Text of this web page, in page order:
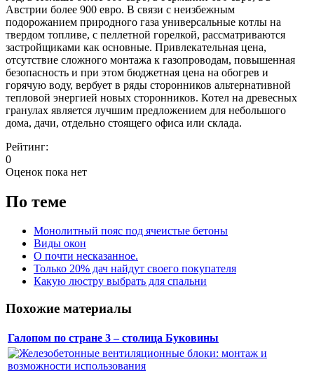
Австрии более 900 евро. В связи с неизбежным
подорожанием природного газа универсальные котлы на
твердом топливе, с пеллетной горелкой, рассматриваются
застройщиками как основные. Привлекательная цена,
отсутствие сложного монтажа к газопроводам, повышенная
безопасность и при этом бюджетная цена на обогрев и
горячую воду, вербует в ряды сторонников альтернативной
тепловой энергией новых сторонников. Котел на древесных
гранулах является лучшим предложением для небольшого
дома, дачи, отдельно стоящего офиса или склада.
Рейтинг:
0
Оценок пока нет
По теме
Монолитный пояс под ячеистые бетоны
Виды окон
О почти несказанное.
Только 20% дач найдут своего покупателя
Какую люстру выбрать для спальни
Похожие материалы
Галопом по стране 3 – столица Буковины